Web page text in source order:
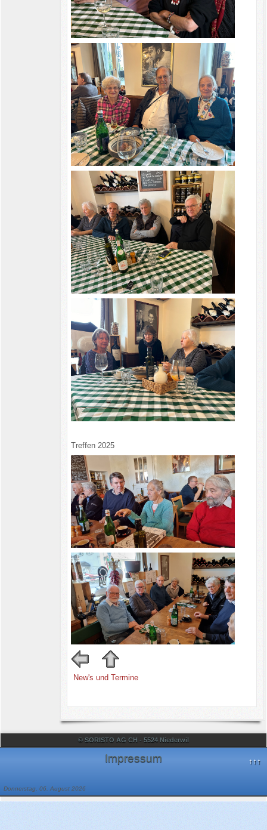
Treffen 2025
New's und Termine
© SORISTO AG CH - 5524 Niederwil
↑↑↑
Impressum
Donnerstag, 06. August 2026